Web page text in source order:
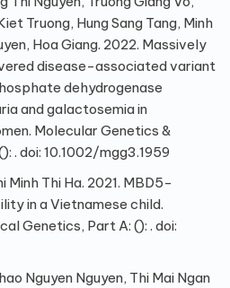
Truong, Hung Sang Tang, Minh
Hoa Giang. 2022. Massively
disease-associated variant
dehydrogenase
and galactosemia in
Molecular Genetics &
. doi: 10.1002/mgg3.1959
Minh Thi Ha. 2021. MBD5-
in a Vietnamese child.
Genetics, Part A: (): . doi:
Nguyen Nguyen, Thi Mai Ngan